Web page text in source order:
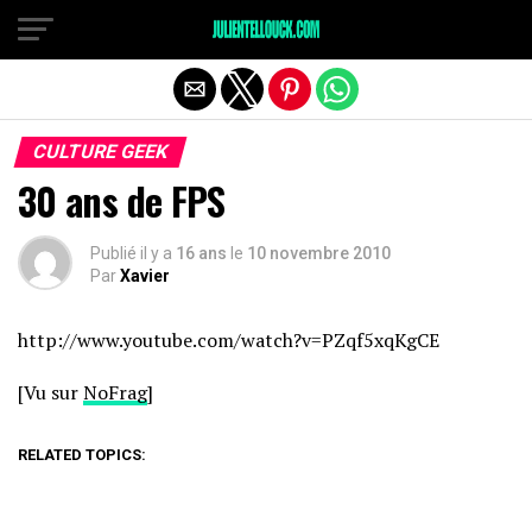
CULTURE GEEK
30 ans de FPS
Publié il y a 16 ans le 10 novembre 2010
ParXavier
http://www.youtube.com/watch?v=PZqf5xqKgCE
[Vu surNoFrag]
RELATED TOPICS: